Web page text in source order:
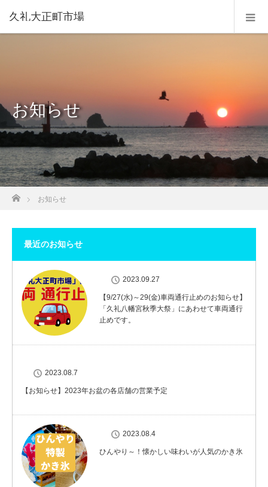
久礼大正町市場
お知らせ
ホーム
お知らせ
最近のお知らせ
2023.09.27
【9/27(水)～29(金)車両通行止めのお知らせ】
「久礼八幡宮秋季大祭」にあわせて車両通行
止めです。
2023.08.7
【お知らせ】2023年お盆の各店舗の営業予定
2023.08.4
ひんやり～！懐かしい味わいが人気のかき氷